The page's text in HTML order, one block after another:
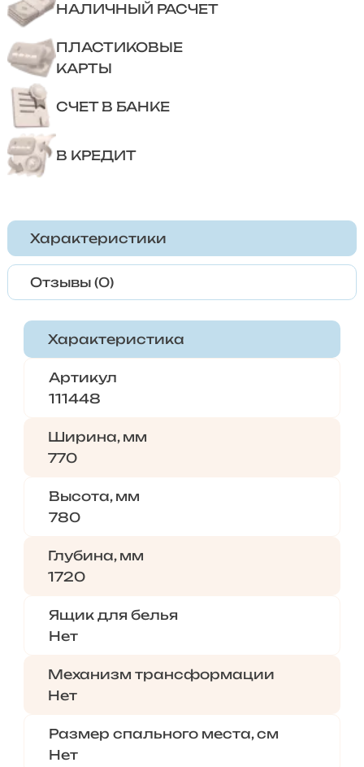
НАЛИЧНЫЙ РАСЧЕТ
ПЛАСТИКОВЫЕ
КАРТЫ
СЧЕТ В БАНКЕ
В КРЕДИТ
Характеристики
Отзывы (0)
Характеристика
Артикул
111448
Ширина, мм
770
Высота, мм
780
Глубина, мм
1720
Ящик для белья
Нет
Механизм трансформации
Нет
Размер спального места, см
Нет